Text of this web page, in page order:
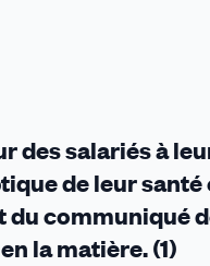
des salariés à
de leur santé
du communiqué
la matière. (1)